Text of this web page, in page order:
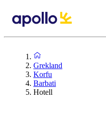
Grekland
Korfu
Barbati
Hotell